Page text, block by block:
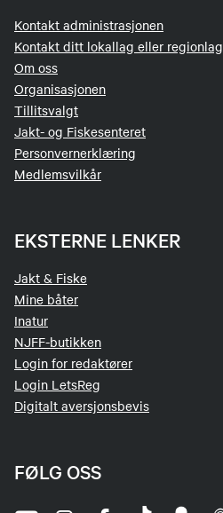
Kontakt administrasjonen
Kontakt ditt lokallag eller regionlag
Om oss
Organisasjonen
Tillitsvalgt
Jakt- og Fiskesenteret
Personvernerklæring
Medlemsvilkår
EKSTERNE LENKER
Jakt & Fiske
Mine båter
Inatur
NJFF-butikken
Login for redaktører
Login LetsReg
Digitalt aversjonsbevis
FØLG OSS